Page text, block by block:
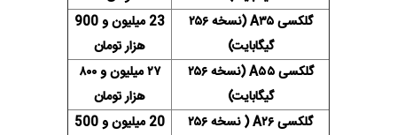
گلکسی A۳۵ (نسخه ۲۵۶
گیگابایت)
23 میلیون و 900
هزار تومان
گلکسی A۵۵ (نسخه ۲۵۶
گیگابایت)
۲۷ میلیون و ۸۰۰
هزار تومان
گلکسی A۲۶ ( نسخه ۲۵۶
20 میلیون و 500